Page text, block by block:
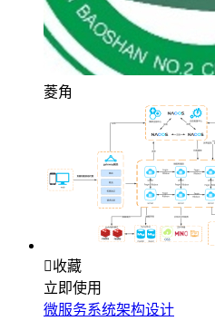
菱角
收藏
立即使用
微服务系统架构设计